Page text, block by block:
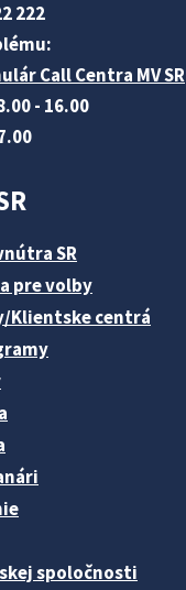
222
Call Centra MV SR
- 16.00
SR
pre volby
Klientske centrá
spoločnosti